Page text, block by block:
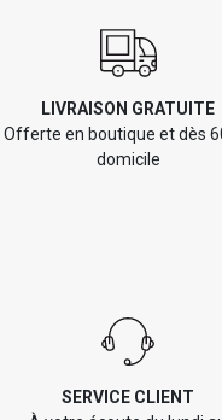
LIVRAISON GRATUITE
Offerte en boutique et dès
domicile
SERVICE CLIENT